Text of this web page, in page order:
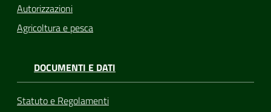
Autorizzazioni
Agricoltura e pesca
DOCUMENTI E DATI
Statuto e Regolamenti